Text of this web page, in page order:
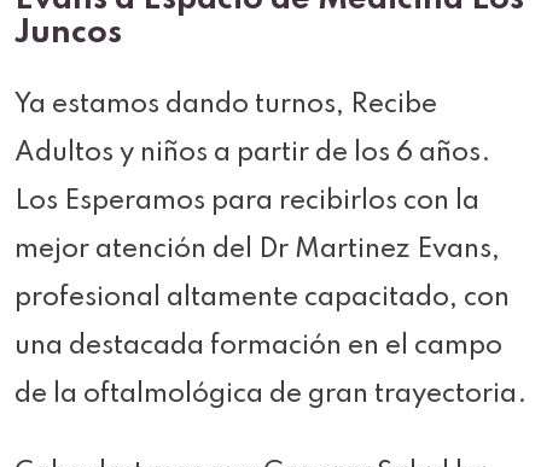
Juncos
Ya estamos dando turnos, Recibe
Adultos y niños a partir de los 6 años.
Los Esperamos para recibirlos con la
mejor atención del Dr Martinez Evans,
profesional altamente capacitado, con
una destacada formación en el campo
de la oftalmológica de gran trayectoria.